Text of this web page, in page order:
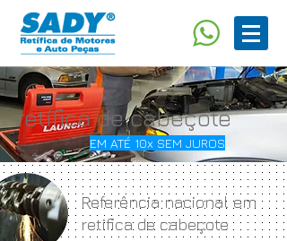
EM ATÉ 10x SEM JUROS
Referência nacional em
retifica de cabeçote
retífica de cabeçote